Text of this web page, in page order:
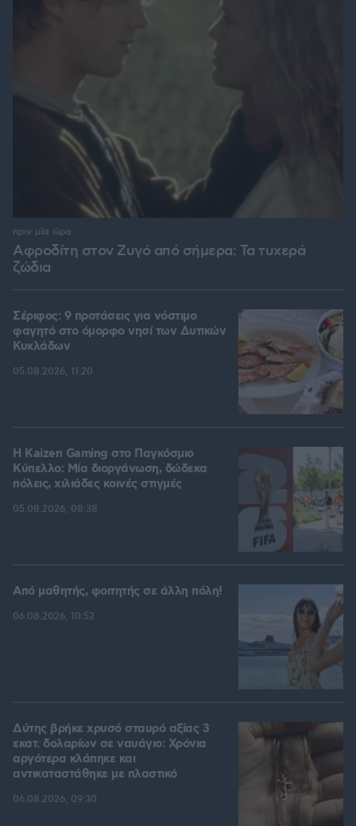
Αφροδίτη στον Ζυγό από σήμερα: Τα τυχερά
ζώδια
πριν μία ώρα
Σέριφος: 9 προτάσεις για νόστιμο
φαγητό στο όμορφο νησί των Δυτικών
Κυκλάδων
05.08.2026, 11:20
H Kaizen Gaming στο Παγκόσμιο
Kύπελλο: Μία διοργάνωση, δώδεκα
πόλεις, χιλιάδες κοινές στιγμές
05.08.2026, 08:38
Από μαθητής, φοιτητής σε άλλη πόλη!
06.08.2026, 10:52
Δύτης βρήκε χρυσό σταυρό αξίας 3
εκατ. δολαρίων σε ναυάγιο: Χρόνια
αργότερα κλάπηκε και
αντικαταστάθηκε με πλαστικό
06.08.2026, 09:30